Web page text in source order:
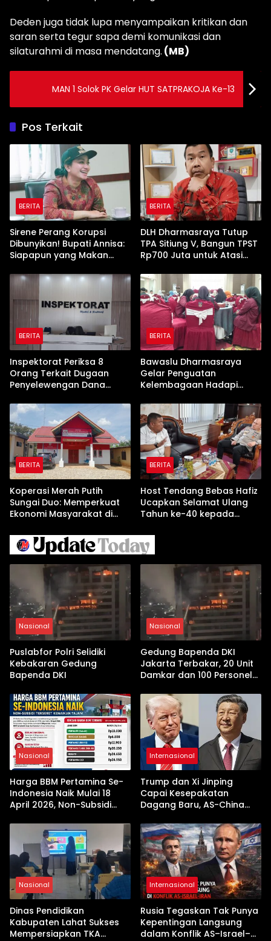
Deden juga tidak lupa menyampaikan kritikan dan
saran serta tegur sapa demi komunikasi dan
silaturahmi di masa mendatang. (MB)
MAN 1 Solok PK Gelar HUT SATPRAKOJA Ke-13
Pos Terkait
BERITA
Sirene Perang Korupsi
Dibunyikan! Bupati Annisa:
Siapapun yang Makan
BERITA
DLH Dharmasraya Tutup
TPA Sitiung V, Bangun TPST
Rp700 Juta untuk Atasi
BERITA
Inspektorat Periksa 8
Orang Terkait Dugaan
Penyelewengan Dana
Pejabat Dharmasraya‎‎
BERITA
Bawaslu Dharmasraya
Gelar Penguatan
Kelembagaan Hadapi
MK Nomor 135/PUU-
XXII/2024
BERITA
Koperasi Merah Putih
Sungai Duo: Memperkuat
Ekonomi Masyarakat di
Permodalan
BERITA
Host Tendang Bebas Hafiz
Ucapkan Selamat Ulang
Tahun ke-40 kepada
Agung Pranajaya, S.I.K
Nasional
Puslabfor Polri Selidiki
Kebakaran Gedung
Bapenda DKI
Nasional
Gedung Bapenda DKI
Jakarta Terbakar, 20 Unit
Damkar dan 100 Personel
Nasional
Harga BBM Pertamina Se-
Indonesia Naik Mulai 18
April 2026, Non-Subsidi
Internasional
Trump dan Xi Jinping
Capai Kesepakatan
Dagang Baru, AS-China
Jelang Kunjungan Beijing
Nasional
Dinas Pendidikan
Kabupaten Lahat Sukses
Mempersiapkan TKA
Internasional
Rusia Tegaskan Tak Punya
Kepentingan Langsung
dalam Konflik AS–Israel–